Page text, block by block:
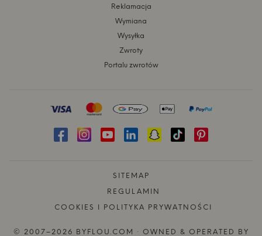
Reklamacja
Wymiana
Wysyłka
Zwroty
Portalu zwrotów
SITEMAP
REGULAMIN
COOKIES I POLITYKA PRYWATNOŚCI
© 2007–2026 BYFLOU.COM · OWNED & OPERATED BY